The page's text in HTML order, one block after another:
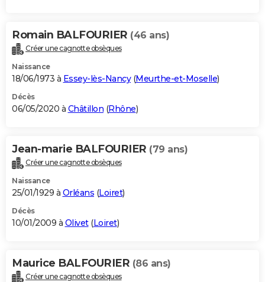
Bricolage
Lifestyle
Culture
Sport
Auto
Television
Voyage
Cinema
Romain BALFOURIER (46 ans)
Créer une cagnotte obsèques
Naissance
18/06/1973 à Essey-lès-Nancy(Meurthe-et-Moselle)
Décès
06/05/2020 à Châtillon (Rhône)
Jean-marie BALFOURIER (79 ans)
Créer une cagnotte obsèques
Naissance
25/01/1929 à Orléans (Loiret)
Décès
10/01/2009 à Olivet(Loiret)
Maurice BALFOURIER (86 ans)
Créer une cagnotte obsèques